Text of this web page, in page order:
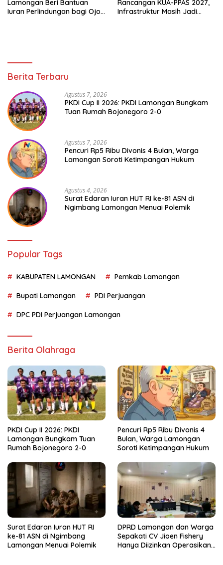
Lamongan Beri Bantuan
Iuran Perlindungan bagi Ojol
Rancangan KUA-PPAS 2027,
Infrastruktur Masih Jadi
Berita Terbaru
Agustus 7, 2026
PKDI Cup II 2026: PKDI Lamongan Bungkam
Tuan Rumah Bojonegoro 2-0
Agustus 7, 2026
Pencuri Rp5 Ribu Divonis 4 Bulan, Warga
Lamongan Soroti Ketimpangan Hukum
Agustus 4, 2026
Surat Edaran Iuran HUT RI ke-81 ASN di
Ngimbang Lamongan Menuai Polemik
Popular Tags
KABUPATEN LAMONGAN Pemkab Lamongan
Bupati Lamongan PDI Perjuangan
DPC PDI Perjuangan Lamongan
Berita Olahraga
PKDI Cup II 2026: PKDI
Lamongan Bungkam Tuan
Rumah Bojonegoro 2-0
Pencuri Rp5 Ribu Divonis 4
Bulan, Warga Lamongan
Soroti Ketimpangan Hukum
Surat Edaran Iuran HUT RI
ke-81 ASN di Ngimbang
Lamongan Menuai Polemik
DPRD Lamongan dan Warga
Sepakati CV Jioen Fishery
Hanya Diizinkan Operasikan